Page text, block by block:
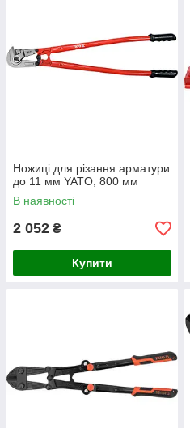
Ножиці для різання арматури
до 11 мм YATO, 800 мм
В наявності
2 052 ₴
Купити